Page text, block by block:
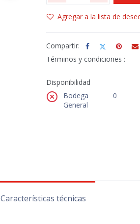
Agregar a la lista de
Compartir:
Términos y condiciones :
Disponibilidad
Bodega
General
0
Características técnicas